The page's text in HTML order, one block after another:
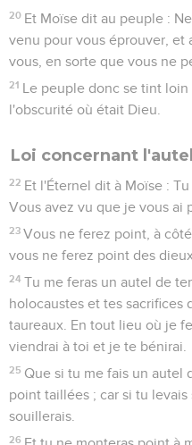
20 Et Moïse dit au peuple :
venu pour vous éprouver, et
vous, en sorte que vous ne
21 Le peuple donc se tint
l'obscurité où était Dieu.
Loi concernant
22 Et l'Éternel dit à Moïse :
Vous avez vu que je vous ai
23 Vous ne ferez point, à
vous ne ferez point des
24 Tu me feras un autel de
holocaustes et tes sacrifices
taureaux. En tout lieu où je
viendrai à toi et je te bénirai.
25 Que si tu me fais un autel
point taillées ; car si tu
souillerais.
26